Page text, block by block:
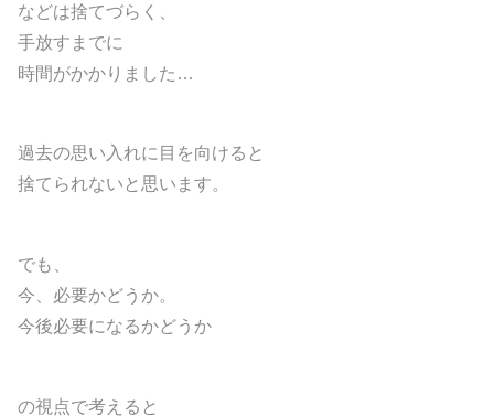
などは捨てづらく、
手放すまでに
時間がかかりました…
過去の思い入れに目を向けると
捨てられないと思います。
でも、
今、必要かどうか。
今後必要になるかどうか
の視点で考えると